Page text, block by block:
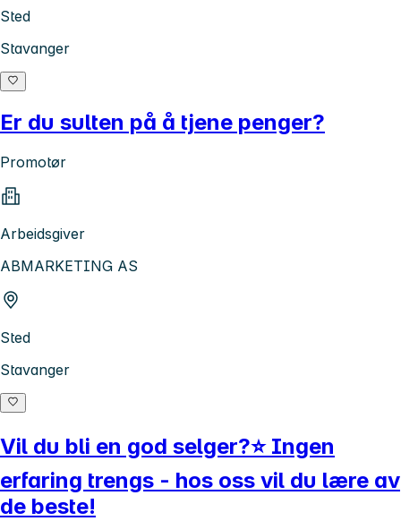
Sted
Stavanger
Er du sulten på å tjene penger?
Promotør
Arbeidsgiver
ABMARKETING AS
Sted
Stavanger
Vil du bli en god selger?⭐ Ingen
erfaring trengs - hos oss vil du lære av
de beste!